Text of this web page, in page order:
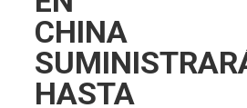
CHINA
HASTA